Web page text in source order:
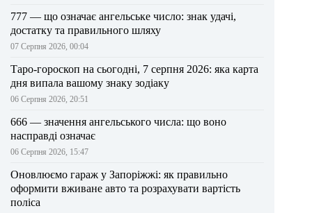
777 — що означає ангельське число: знак удачі,
достатку та правильного шляху
07 Серпня 2026, 00:04
Таро-гороскоп на сьогодні, 7 серпня 2026: яка карта
дня випала вашому знаку зодіаку
06 Серпня 2026, 20:51
666 — значення ангельського числа: що воно
насправді означає
06 Серпня 2026, 15:47
Оновлюємо гараж у Запоріжжі: як правильно
оформити вживане авто та розрахувати вартість
поліса